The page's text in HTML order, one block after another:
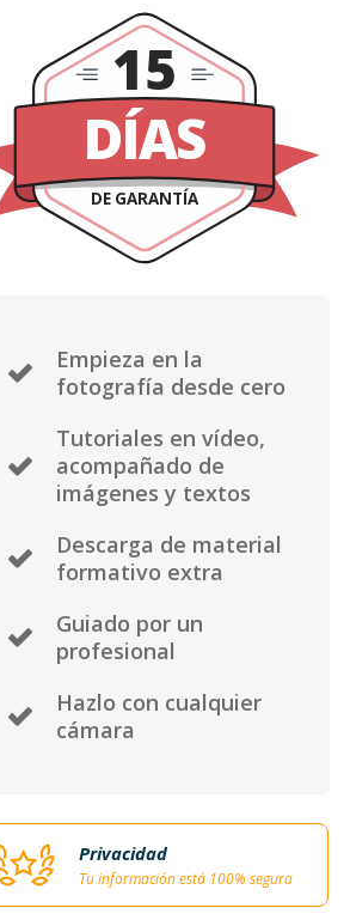
DÍAS
DE GARANTÍA
15
Empieza en la
fotografía desde cero
Tutoriales en vídeo,
acompañado de
imágenes y textos
Descarga de material
formativo extra
Guiado por un
profesional
Hazlo con cualquier
cámara
Privacidad
Tu información está 100% segura